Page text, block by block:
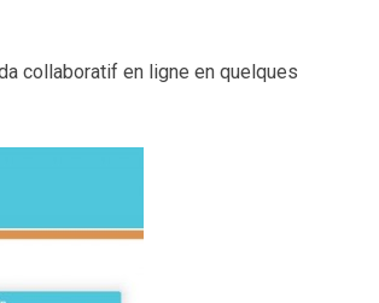
collaboratif en ligne en quelques